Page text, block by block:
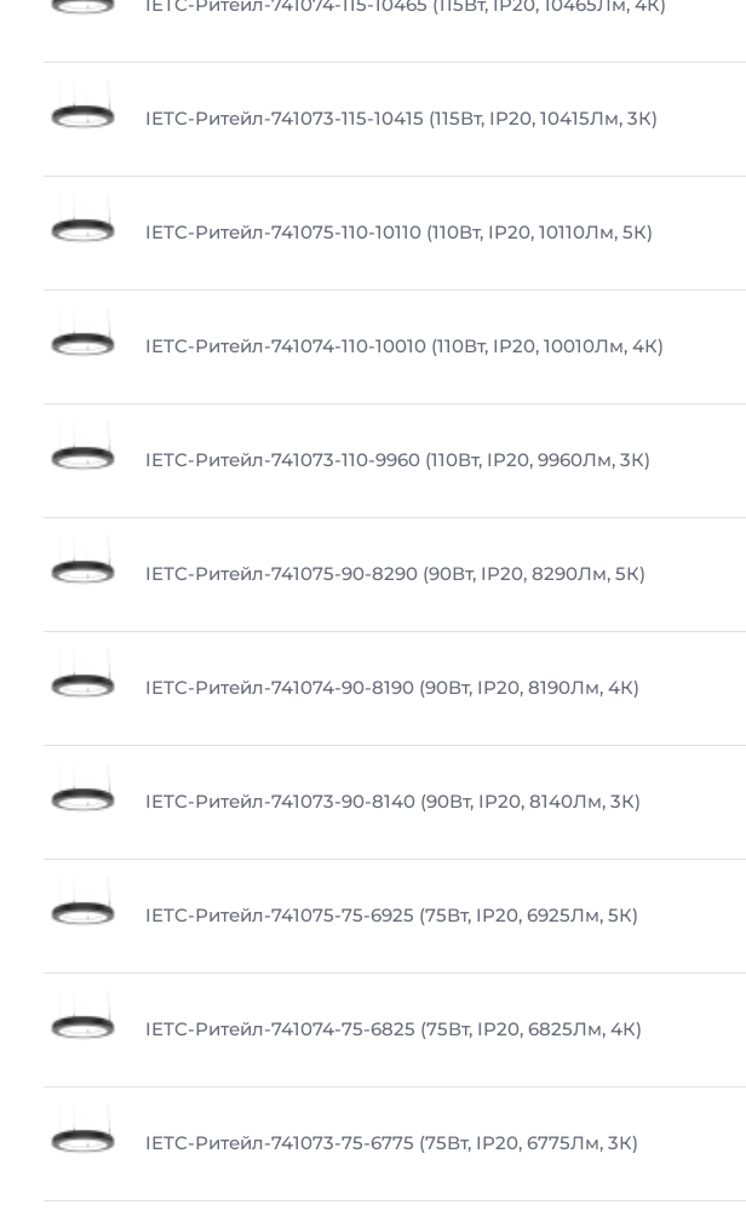
IETC-Ритейл-741073-115-10415 (115Вт, IP20, 10415Лм, 3К)
IETC-Ритейл-741075-110-10110 (110Вт, IP20, 10110Лм, 5К)
IETC-Ритейл-741074-110-10010 (110Вт, IP20, 10010Лм, 4К)
IETC-Ритейл-741073-110-9960 (110Вт, IP20, 9960Лм, 3К)
IETC-Ритейл-741075-90-8290 (90Вт, IP20, 8290Лм, 5К)
IETC-Ритейл-741074-90-8190 (90Вт, IP20, 8190Лм, 4К)
IETC-Ритейл-741073-90-8140 (90Вт, IP20, 8140Лм, 3К)
IETC-Ритейл-741075-75-6925 (75Вт, IP20, 6925Лм, 5К)
IETC-Ритейл-741074-75-6825 (75Вт, IP20, 6825Лм, 4К)
IETC-Ритейл-741073-75-6775 (75Вт, IP20, 6775Лм, 3К)